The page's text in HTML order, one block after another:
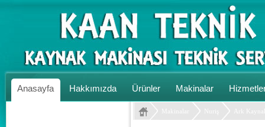
Anasayfa Hakkımızda Ürünler Makinalar
Makinalar Nuriş